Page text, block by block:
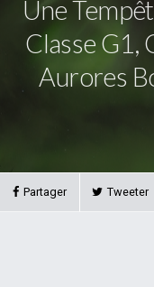
Une
Classe G1,
Aurores
Partager Tweeter